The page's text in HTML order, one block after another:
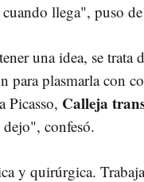
llega", puso
una idea, se trata
para plasmarla con
Picasso, Calleja
confesó.
y quirúrgica.